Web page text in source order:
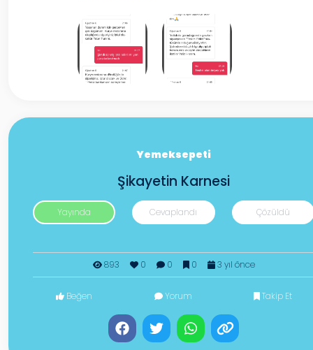
Yemeksepeti
Şikayetin Karnesi
Yayında Cevaplandı Çözüldü
893 0 0 0 3 yıl önce
Beğen Yorum Takip Et